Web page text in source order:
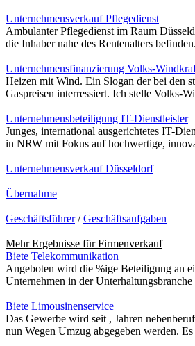
Unternehmensverkauf Pflegedienst
Ambulanter Pflegedienst im Raum
die Inhaber nahe des Rentenalters
Unternehmensfinanzierung Volks-
Heizen mit Wind. Ein Slogan der bei den
Gaspreisen interressiert. Ich stelle Volks-
Unternehmensbeteiligung IT-Dienstleister
Junges, international ausgerichtetes IT-
in NRW mit Fokus auf hochwertige,
Unternehmensverkauf Düsseldorf
Übernahme
Geschäftsführer/Geschäftsaufgaben
Mehr Ergebnisse fürFirmenverkauf
Biete Telekommunikation
Angeboten wird die %ige Beteiligung an
Unternehmen in der
Biete Limousinenservice
Das Gewerbe wird seit , Jahren
nun Wegen Umzug abgegeben werden.